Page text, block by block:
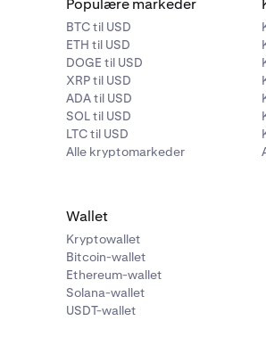
Populære markeder
BTC til USD
ETH til USD
DOGE til USD
XRP til USD
ADA til USD
SOL til USD
LTC til USD
Alle kryptomarkeder
Wallet
Kryptowallet
Bitcoin-wallet
Ethereum-wallet
Solana-wallet
USDT-wallet